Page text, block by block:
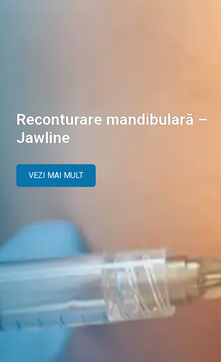
Reconturare mandibulară –
Jawline
VEZI MAI MULT